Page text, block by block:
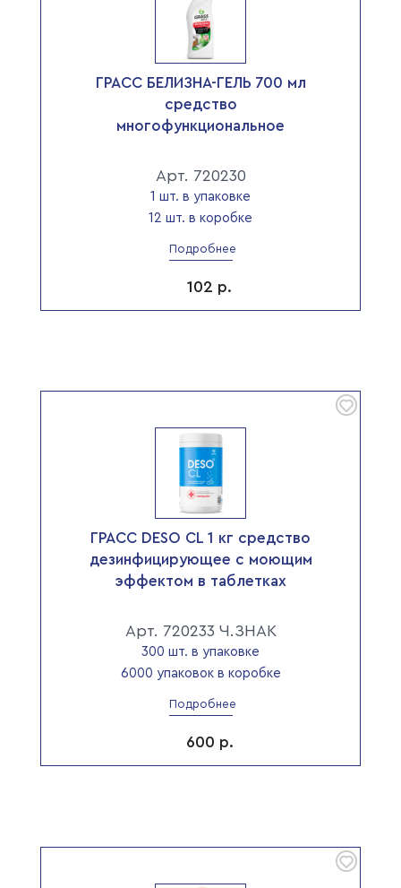
ГРАСС БЕЛИЗНА-ГЕЛЬ 700 мл
средство
многофункциональное
Арт. 720230
1 шт. в упаковке
12 шт. в коробке
Подробнее
102 р.
ГРАСС DESO CL 1 кг средство
дезинфицирующее с моющим
эффектом в таблетках
Арт. 720233 Ч.ЗНАК
300 шт. в упаковке
6000 упаковок в коробке
Подробнее
600 р.